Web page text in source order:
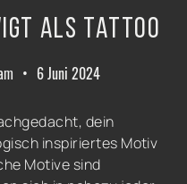
als Tattoo
• 6 Juni 2024
dein
inspiriertes Motiv
Motive sind